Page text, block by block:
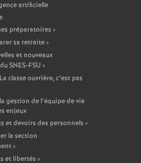
artificielle
préparatoires »
sa retraite»
et nouveaux
SNES-FSU »
La classe ouvrière, c’est pas
gestion de l’équipe de vie
enjeux
et devoirs des personnels »
la section
»
et libertés »